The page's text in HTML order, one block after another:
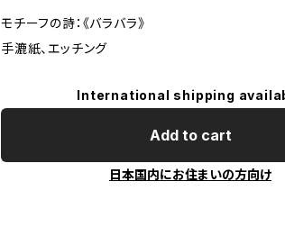
モチーフの詩：《バラバラ》
手漉紙、エッチング
International shipping
Add to cart
日本国内にお住まいの方向け